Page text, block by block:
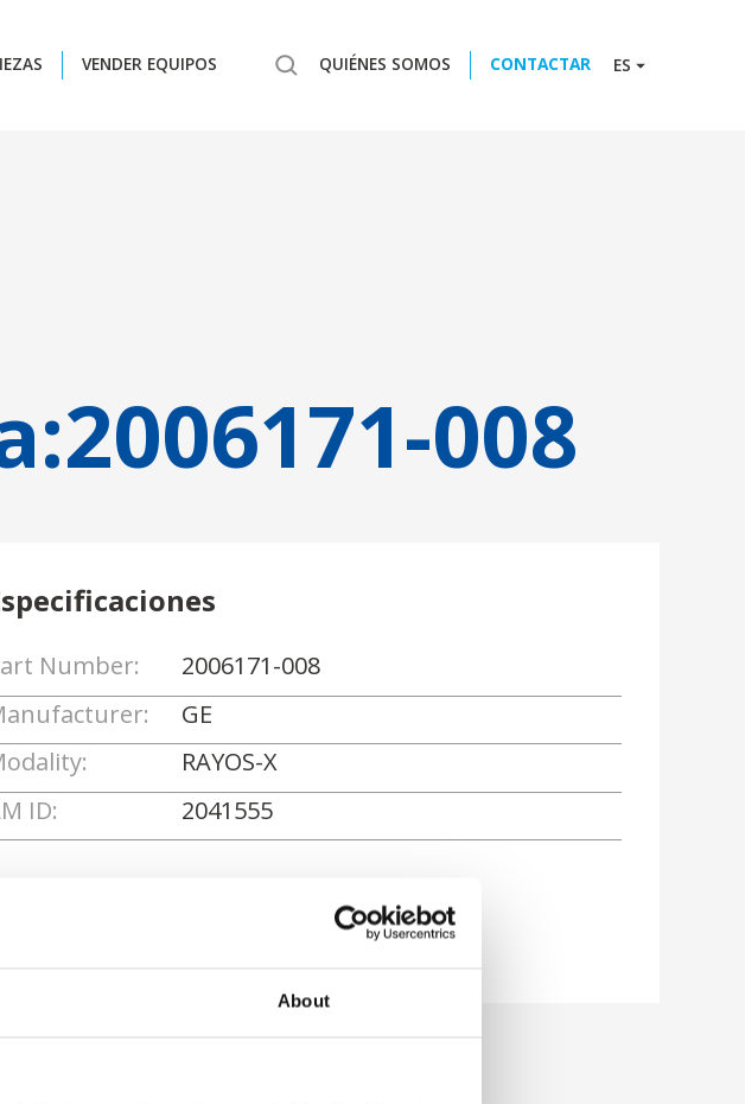
About
VENDER EQUIPOS QUIÉNES SOMOS CONTACTAR ES
2006171-008
Number:
2006171-008
GE
RAYOS-X
ID:
2041555